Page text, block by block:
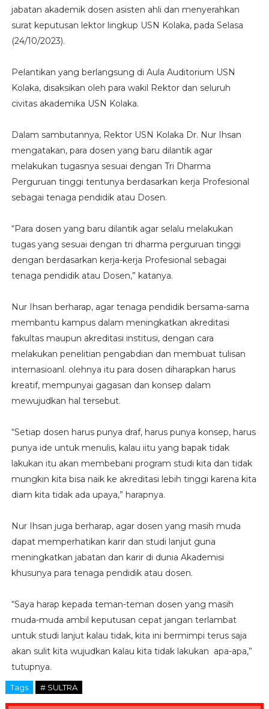
jabatan akademik dosen asisten ahli dan menyerahkan
surat keputusan lektor lingkup USN Kolaka, pada Selasa
(24/10/2023).
Pelantikan yang berlangsung di Aula Auditorium USN
Kolaka, disaksikan oleh para wakil Rektor dan seluruh
civitas akademika USN Kolaka.
Dalam sambutannya, Rektor USN Kolaka Dr. Nur Ihsan
mengatakan, para dosen yang baru dilantik agar
melakukan tugasnya sesuai dengan Tri Dharma
Perguruan tinggi tentunya berdasarkan kerja Profesional
sebagai tenaga pendidik atau Dosen.
“Para dosen yang baru dilantik agar selalu melakukan
tugas yang sesuai dengan tri dharma perguruan tinggi
dengan berdasarkan kerja-kerja Profesional sebagai
tenaga pendidik atau Dosen,” katanya.
Nur Ihsan berharap, agar tenaga pendidik bersama-sama
membantu kampus dalam meningkatkan akreditasi
fakultas maupun akreditasi institusi, dengan cara
melakukan penelitian pengabdian dan membuat tulisan
internasioanl. olehnya itu para dosen diharapkan harus
kreatif, mempunyai gagasan dan konsep dalam
mewujudkan hal tersebut.
“Setiap dosen harus punya draf, harus punya konsep, harus
punya ide untuk menulis, kalau iitu yang bapak tidak
lakukan itu akan membebani program studi kita dan tidak
mungkin kita bisa naik ke akreditasi lebih tinggi karena kita
diam kita tidak ada upaya,” harapnya.
Nur Ihsan juga berharap, agar dosen yang masih muda
dapat memperhatikan karir dan studi lanjut guna
meningkatkan jabatan dan karir di dunia Akademisi
khusunya para tenaga pendidik atau dosen.
“Saya harap kepada teman-teman dosen yang masih
muda-muda ambil keputusan cepat jangan terlambat
untuk studi lanjut kalau tidak, kita ini bermimpi terus saja
akan sulit kita wujudkan kalau kita tidak lakukan apa-apa,”
tutupnya.
Tags # SULTRA